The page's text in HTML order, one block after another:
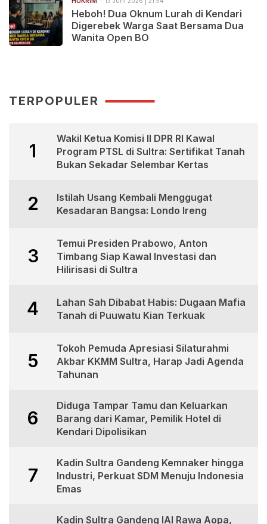
Heboh! Dua Oknum Lurah di Kendari
Digerebek Warga Saat Bersama Dua
Wanita Open BO
TERPOPULER
1
Wakil Ketua Komisi II DPR RI Kawal
Program PTSL di Sultra: Sertifikat Tanah
Bukan Sekadar Selembar Kertas
2
Istilah Usang Kembali Menggugat
Kesadaran Bangsa: Londo Ireng
3
Temui Presiden Prabowo, Anton
Timbang Siap Kawal Investasi dan
Hilirisasi di Sultra
4
Lahan Sah Dibabat Habis: Dugaan Mafia
Tanah di Puuwatu Kian Terkuak
5
Tokoh Pemuda Apresiasi Silaturahmi
Akbar KKMM Sultra, Harap Jadi Agenda
Tahunan
6
Diduga Tampar Tamu dan Keluarkan
Barang dari Kamar, Pemilik Hotel di
Kendari Dipolisikan
7
Kadin Sultra Gandeng Kemnaker hingga
Industri, Perkuat SDM Menuju Indonesia
Emas
Kadin Sultra Gandeng IAI Rawa Aopa,